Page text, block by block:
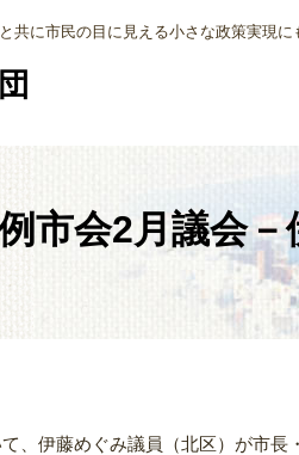
共に市民の目に見える小さな政策実現に
市会2月議会
、伊藤めぐみ議員（北区）が市長